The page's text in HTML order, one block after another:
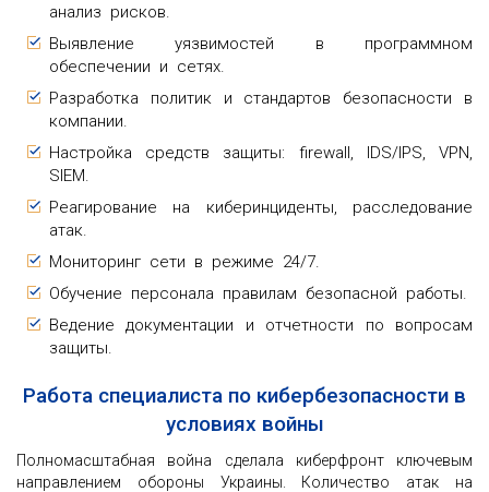
анализ рисков.
Выявление уязвимостей в программном
обеспечении и сетях.
Разработка политик и стандартов безопасности в
компании.
Настройка средств защиты: firewall, IDS/IPS, VPN,
SIEM.
Реагирование на киберинциденты, расследование
атак.
Мониторинг сети в режиме 24/7.
Обучение персонала правилам безопасной работы.
Ведение документации и отчетности по вопросам
защиты.
Работа специалиста по кибербезопасности в
условиях войны
Полномасштабная война сделала киберфронт ключевым
направлением обороны Украины. Количество атак на